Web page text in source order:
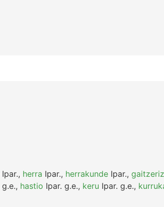
Ipar., herra Ipar., herrakunde Ipar.,
g.e., hastio Ipar. g.e., keru Ipar. g.e.,